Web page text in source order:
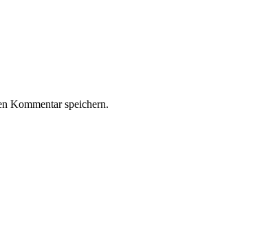
Kommentar speichern.